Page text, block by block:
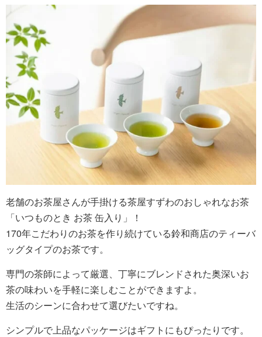
老舗のお茶屋さんが手掛ける茶屋すずわのおしゃれなお茶
「いつものとき お茶 缶入り」！
170年こだわりのお茶を作り続けている鈴和商店のティーバ
ッグタイプのお茶です。
専門の茶師によって厳選、丁寧にブレンドされた奥深いお
茶の味わいを手軽に楽しむことができますよ。
生活のシーンに合わせて選びたいですね。
シンプルで上品なパッケージはギフトにもぴったりです。